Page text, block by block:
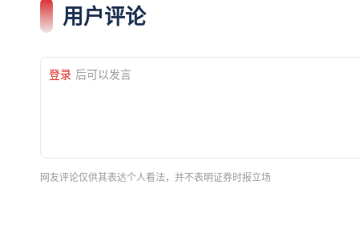
用户评论
登录 后可以发言
网友评论仅供其表达个人看法，并不表明证券时报立场